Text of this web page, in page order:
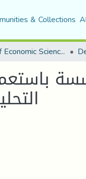
& Collections
Faculty of Economic Sciences, Commerce and Management Sciences